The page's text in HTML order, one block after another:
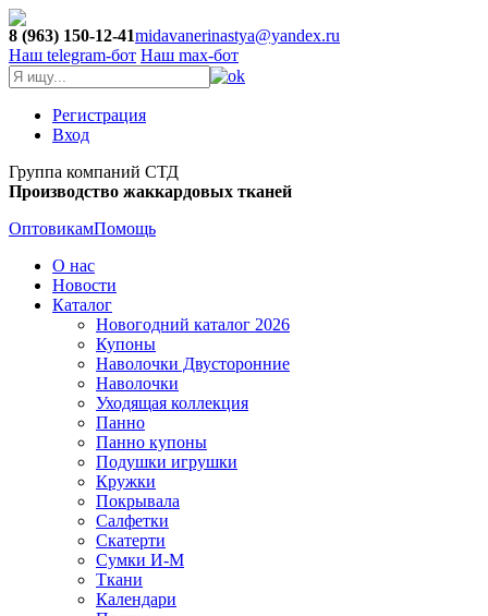
8 (963) 150-12-41midavanerinastya@yandex.ru
Наш telegram-бот Наш max-бот
Регистрация
Вход
Группа компаний СТД
Производство жаккардовых тканей
ОптовикамПомощь
О нас
Новости
Каталог
Новогодний каталог 2026
Купоны
Наволочки Двусторонние
Наволочки
Уходящая коллекция
Панно
Панно купоны
Подушки игрушки
Кружки
Покрывала
Салфетки
Скатерти
Сумки И-М
Ткани
Календари